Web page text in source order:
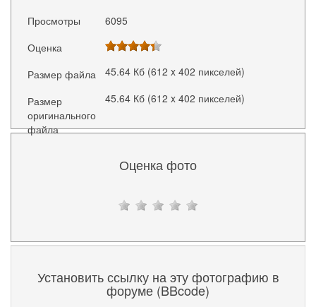
Просмотры
6095
Оценка
Размер файла
45.64 Кб (612 x 402 пикселей)
Размер
оригинального
файла
45.64 Кб (612 x 402 пикселей)
Оценка фото
Установить ссылку на эту фотографию в
форуме (BBcode)